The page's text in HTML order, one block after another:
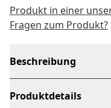
Produkt in einer
Fragen zum Produkt?
Beschreibung
Produktdetails